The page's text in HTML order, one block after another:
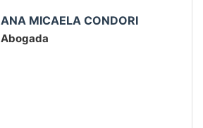
ANA MICAELA CONDORI
Abogada